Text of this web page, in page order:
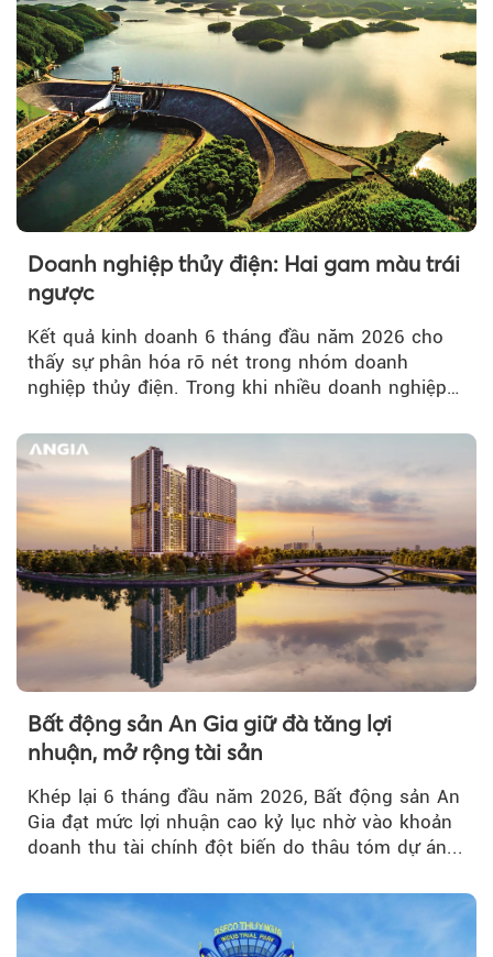
Doanh nghiệp thủy điện: Hai gam màu trái
ngược
Kết quả kinh doanh 6 tháng đầu năm 2026 cho
thấy sự phân hóa rõ nét trong nhóm doanh
nghiệp thủy điện. Trong khi nhiều doanh nghiệp
Bất động sản An Gia giữ đà tăng lợi
nhuận, mở rộng tài sản
Khép lại 6 tháng đầu năm 2026, Bất động sản An
Gia đạt mức lợi nhuận cao kỷ lục nhờ vào khoản
doanh thu tài chính đột biến do thâu tóm dự án...